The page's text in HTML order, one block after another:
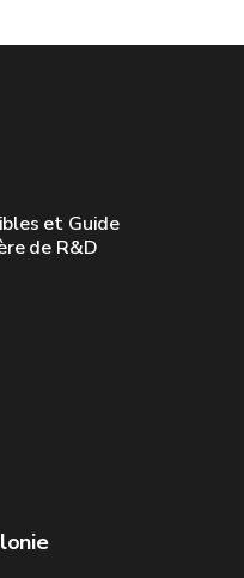
et Guide
de R&D